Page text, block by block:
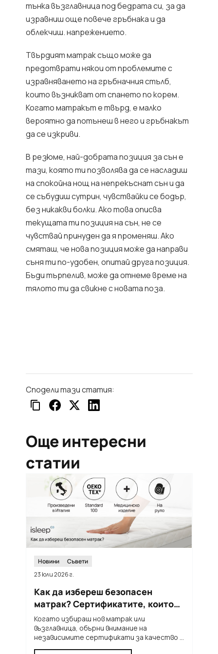
тънка възглавница под бедрата си, за да
изравниш още повече гръбнака и да
облекчиш. напрежението.
Твърдият матрак също може да
предотврати някои от проблемите с
изравняването на гръбначния стълб,
които възникват от спането по корем.
Когато матракът е твърд, е малко
вероятно да потънеш в него и гръбнакът
да се изкриви.
В резюме, най-добрата позиция за сън е
тази, която ти позволява да се насладиш
на спокойна нощ на непрекъснат сън и да
се събудиш сутрин, чувствайки се бодър,
без никакви болки. Ако това описва
текущата ти позиция на сън, не се
чувствай принуден да я променяш. Ако
смяташ, че нова позиция може да направи
съня ти по-удобен, опитай друга позиция.
Бъди търпелив, може да отнеме време на
тялото ти да свикне с новата поза.
Сподели тази статия:
Още интересни
статии
Новини
Съвети
23 юли 2026 г.
Как да избереш безопасен
матрак? Сертификатите, които
трябва да познаваш
Когато избираш нов матрак или
възглавница, обърни внимание на
независимите сертификати за качество и